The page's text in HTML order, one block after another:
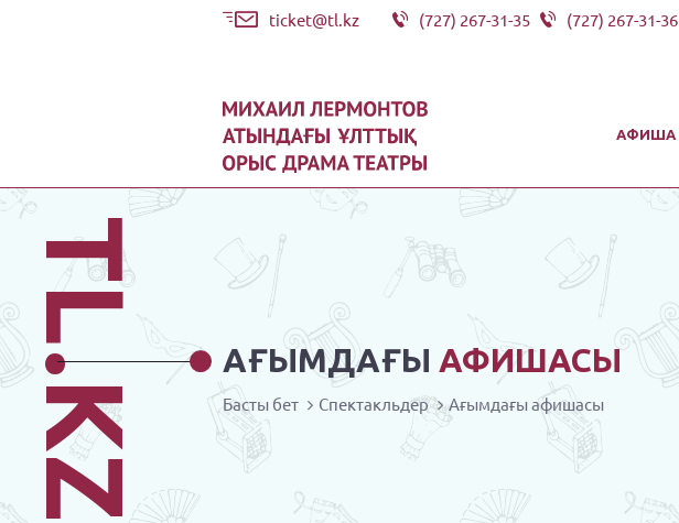
ticket@tl.kz (727) 267-31-35 (727) 267-31-36
АФИША
АҒЫМДАҒЫ АФИШАСЫ
TL.KZ Басты бет Спектакльдер Ағымдағы афишасы